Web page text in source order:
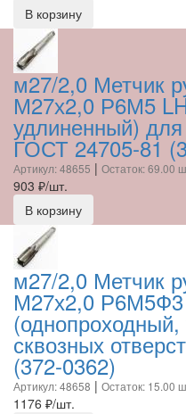
В корзину
м27/2,0 Метчик
М27х2,0 Р6М5
удлиненный) для
ГОСТ 24705-81
Артикул: 48655 | Остаток: 69.00
903 ₽/шт.
В корзину
м27/2,0 Метчик
М27х2,0
сквозных
(372-0362)
Артикул: 48658 | Остаток: 15.00
1176 ₽/шт.